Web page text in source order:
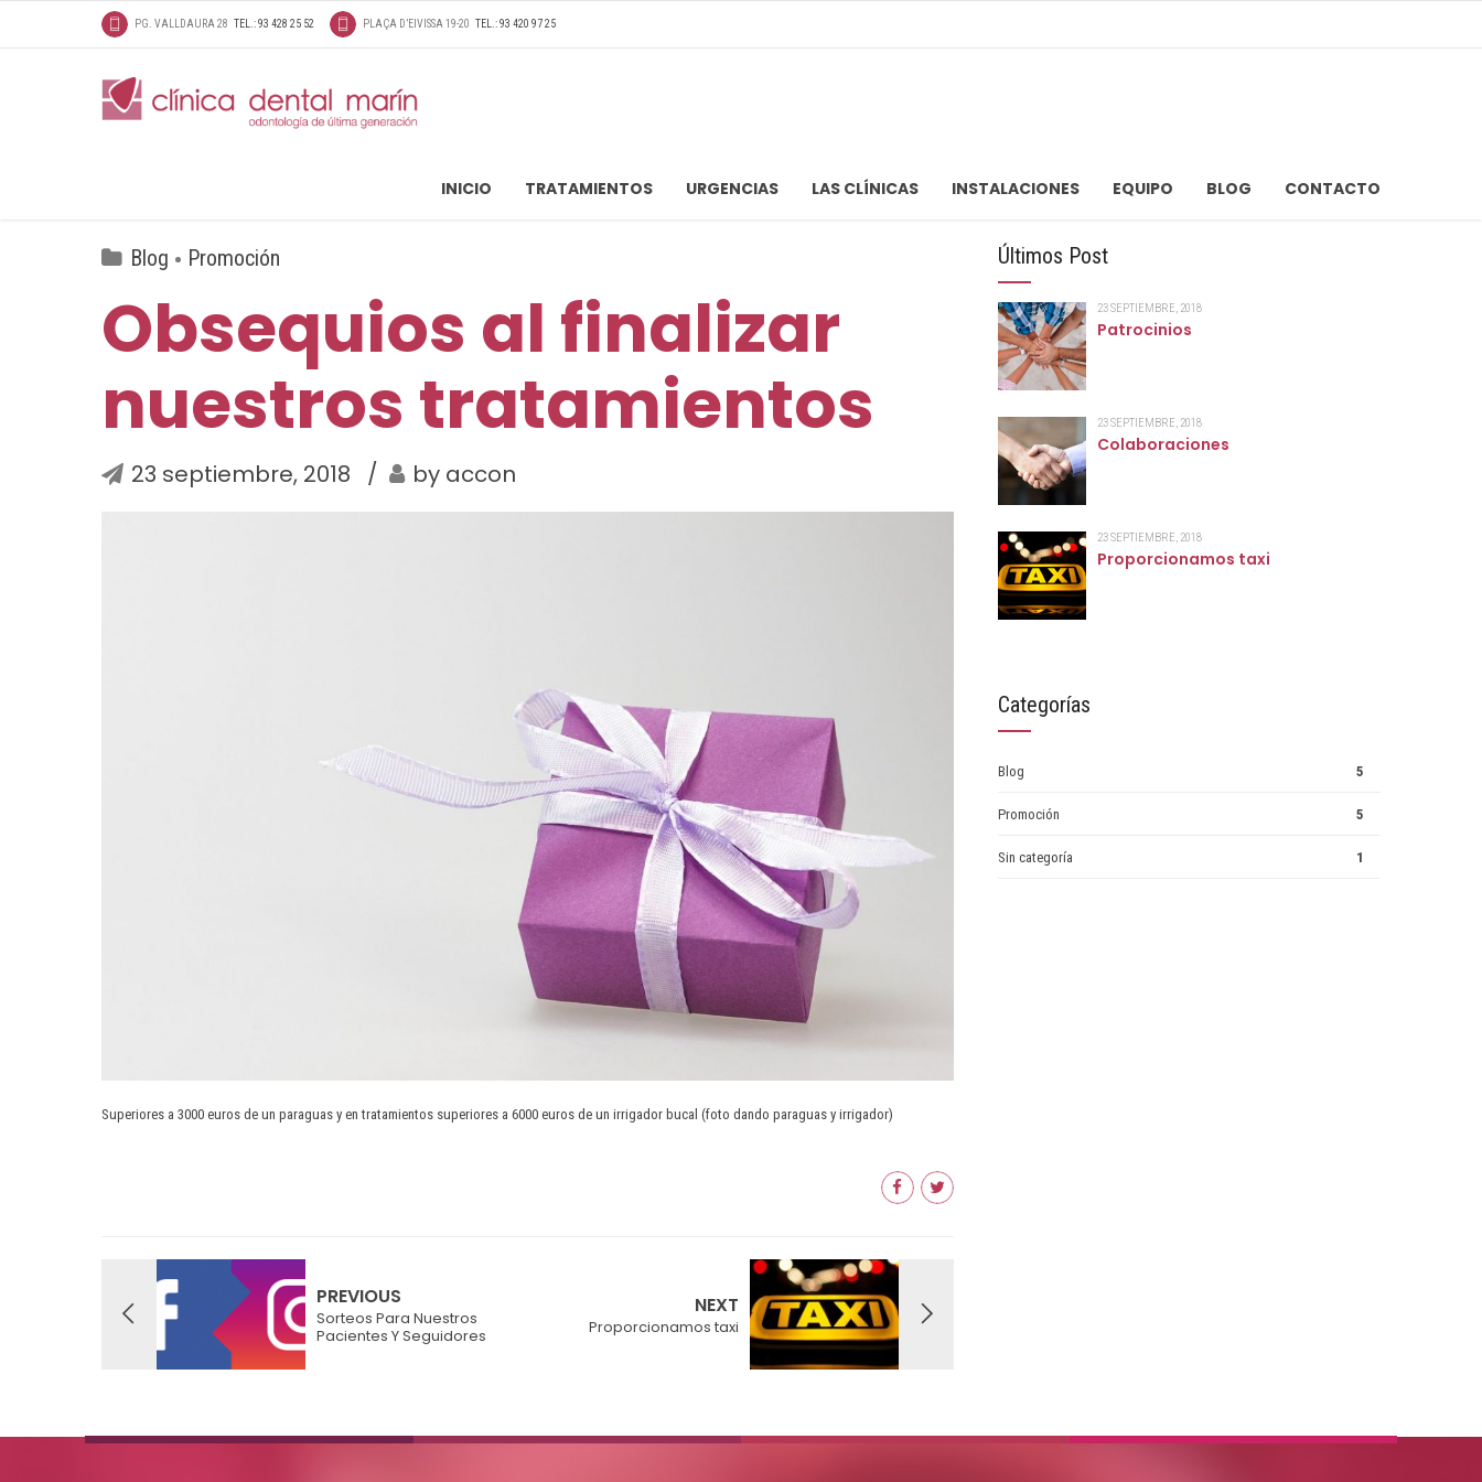
PG. VALLDAURA 28 TEL.: 93 428 25 52 PLAÇA D’EIVISSA 19-20 TEL.: 93 420 97 25
INICIO TRATAMIENTOS URGENCIAS LAS CLÍNICAS INSTALACIONES EQUIPO BLOG CONTACTO
Blog Promoción
Obsequios al finalizar
nuestros tratamientos
23 septiembre, 2018 by accon
Superiores a 3000 euros de un paraguas y en tratamientos superiores a 6000 euros de un irrigador bucal (foto dando paraguas y irrigador)
PREVIOUS
Sorteos Para Nuestros
Pacientes Y Seguidores
NEXT
Proporcionamos taxi
Últimos Post
23 SEPTIEMBRE, 2018
Patrocinios
23 SEPTIEMBRE, 2018
Colaboraciones
23 SEPTIEMBRE, 2018
Proporcionamos taxi
Categorías
Blog 5
Promoción 5
Sin categoría 1